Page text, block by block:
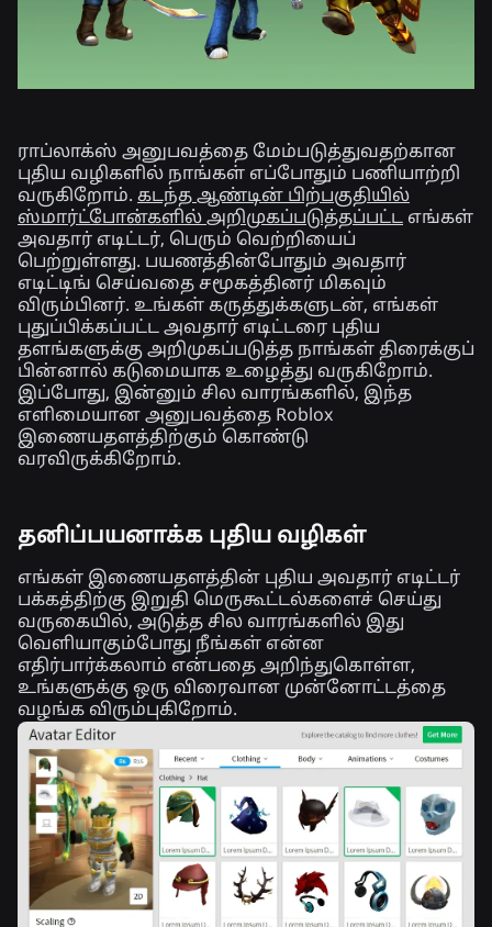
ராப்லாக்ஸ் அனுபவத்தை மேம்படுத்துவதற்கான
புதிய வழிகளில் நாங்கள் எப்போதும் பணியாற்றி
வருகிறோம். கடந்த ஆண்டின் பிற்பகுதியில்
ஸ்மார்ட்போன்களில் அறிமுகப்படுத்தப்பட்ட எங்கள்
அவதார் எடிட்டர், பெரும் வெற்றியைப்
பெற்றுள்ளது. பயணத்தின்போதும் அவதார்
எடிட்டிங் செய்வதை சமூகத்தினர் மிகவும்
விரும்பினர். உங்கள் கருத்துக்களுடன், எங்கள்
புதுப்பிக்கப்பட்ட அவதார் எடிட்டரை புதிய
தளங்களுக்கு அறிமுகப்படுத்த நாங்கள் திரைக்குப்
பின்னால் கடுமையாக உழைத்து வருகிறோம்.
இப்போது, இன்னும் சில வாரங்களில், இந்த
எளிமையான அனுபவத்தை Roblox
இணையதளத்திற்கும் கொண்டு
வரவிருக்கிறோம்.
தனிப்பயனாக்க புதிய வழிகள்
எங்கள் இணையதளத்தின் புதிய அவதார் எடிட்டர்
பக்கத்திற்கு இறுதி மெருகூட்டல்களைச் செய்து
வருகையில், அடுத்த சில வாரங்களில் இது
வெளியாகும்போது நீங்கள் என்ன
எதிர்பார்க்கலாம் என்பதை அறிந்துகொள்ள,
உங்களுக்கு ஒரு விரைவான முன்னோட்டத்தை
வழங்க விரும்புகிறோம்.